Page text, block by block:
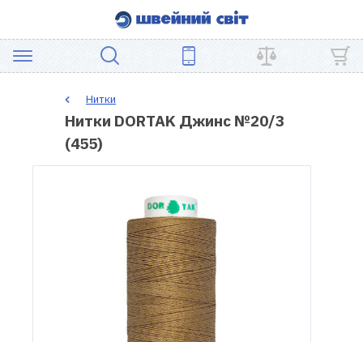
ШВЕЙНЕ
ОБЛАДНАННЯ
Нитки
Нитки DORTAK Джинс №20/3
(455)